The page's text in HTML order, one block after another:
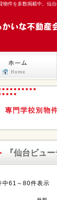
物件を多数掲載中。仙
『仙台ビュ
中61～80件表示